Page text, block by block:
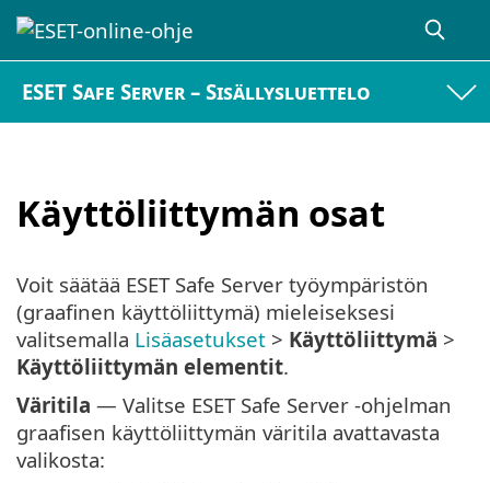
ESET Safe Server – Sisällysluettelo
Käyttöliittymän osat
Voit säätää ESET Safe Server työympäristön
(graafinen käyttöliittymä) mieleiseksesi
valitsemalla Lisäasetukset > Käyttöliittymä >
Käyttöliittymän elementit.
Väritila — Valitse ESET Safe Server -ohjelman
graafisen käyttöliittymän väritila avattavasta
valikosta: